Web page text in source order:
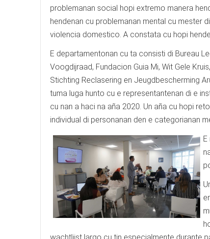
problemanan social hopi extremo manera
hendenan cu problemanan mental cu mester
violencia domestico. A constata cu hopi
E departamentonan cu ta consisti di Bureau
Voogdijraad, Fundacion Guia Mi, Wit Gele
Stichting Reclasering en Jeugdbescherming
tuma luga hunto cu e representantenan di e
cu nan a haci na aña 2020. Un aña cu hopi
individual di personanan den e categorianan